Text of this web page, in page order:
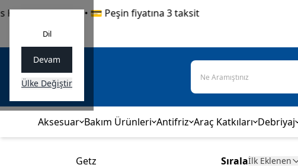
Dil
Devam
Ülke Değiştir
güvencesi • 💳 Peşin fiyatına 3 taksit
Aksesuar Bakım Ürünleri Antifriz Araç Katkıları Debriyaj
Getz
Sıralaİlk Eklenen